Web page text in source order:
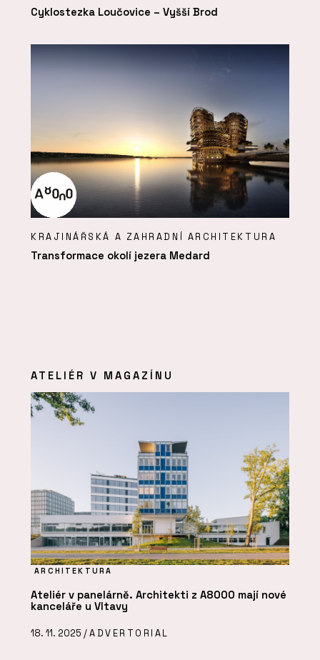
Cyklostezka Loučovice – Vyšší Brod
KRAJINÁŘSKÁ A ZAHRADNÍ ARCHITEKTURA
Transformace okolí jezera Medard
ATELIÉR V MAGAZÍNU
ARCHITEKTURA
Ateliér v panelárně. Architekti z A8000 mají nové
kanceláře u Vltavy
18. 11. 2025 /ADVERTORIAL